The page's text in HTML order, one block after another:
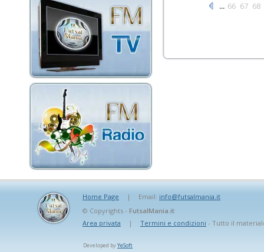
... 66 67 68
Home Page | Email: info@futsalmania.it
© Copyrights - FutsalMania.it
Area privata
| Termini e condizioni - Tutto il
Developed byYeSoft